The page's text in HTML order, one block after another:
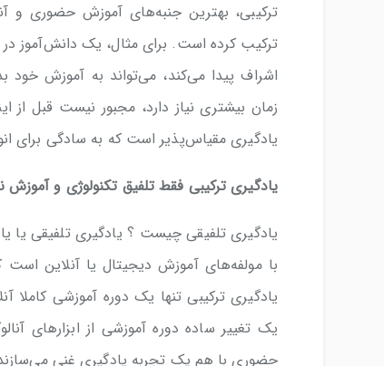
ترکیبی، بهترین جنبه‌های آموزش حضوری و
ترکیب کرده است. برای مثال، یک دانش‌آموز
اشراف پیدا می‌کند، می‌تواند به آموزش خود
زمان بیشتری نیاز دارد، مجبور نیست قبل
یادگیری مقیاس‌پذیر است که به سادگی برای
یادگیری ترکیبی فقط تلفیق تکنولوژی و
یادگیری تلفیقی چیست ؟ یادگیری تلفیقی یا
با مولفه‌های آموزش دیجیتال یا آنلاین
یادگیری ترکیبی تنها یک دوره آموزشی
یک تغییر ساده دوره آموزشی از ابزارهای
حضوری با هم یک تجربه یادگیری غنی